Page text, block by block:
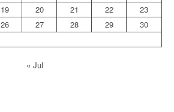
19 20 21 22
23
26 27 28 29
30
« Jul